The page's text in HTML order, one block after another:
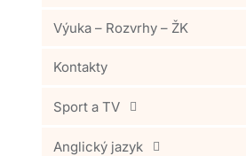
Výuka – Rozvrhy – ŽK
Kontakty
Sport a TV
Anglický jazyk